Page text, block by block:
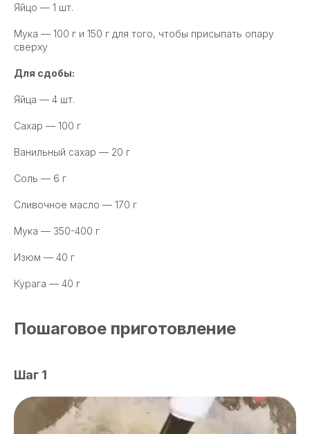
Яйцо — 1 шт.
Мука — 100 г и 150 г для того, чтобы присыпать опару
сверху
Для сдобы:
Яйца — 4 шт.
Сахар — 100 г
Ванильный сахар — 20 г
Соль — 6 г
Сливочное масло — 170 г
Мука — 350-400 г
Изюм — 40 г
Курага — 40 г
Пошаговое приготовление
Шаг 1